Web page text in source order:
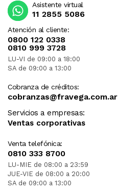
Atención al cliente:
0800 122 0338
0810 999 3728
LU-VI de 09:00 a 18:00
SA de 09:00 a 13:00
Cobranza de créditos:
cobranzas@fravega.com.ar
Servicios a empresas:
Ventas corporativas
Venta telefónica:
0810 333 8700
LU-MIE de 08:00 a 23:59
JUE-VIE de 08:00 a 20:00
SA de 09:00 a 13:00
Asistente virtual
11 2855 5086